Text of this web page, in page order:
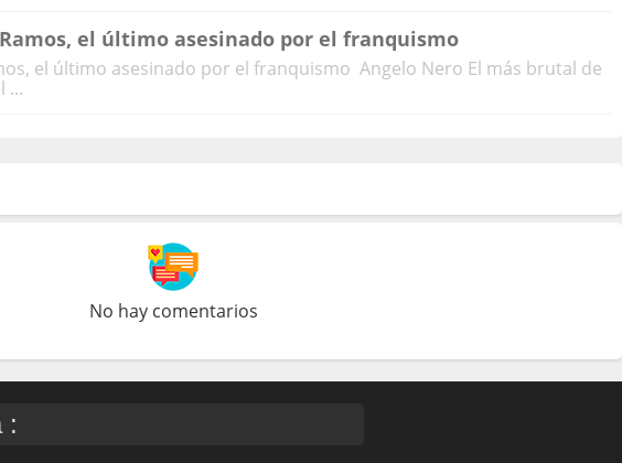
el último asesinado por el franquismo
el último asesinado por el franquismo Angelo Nero El más brutal de
...
No hay comentarios
: